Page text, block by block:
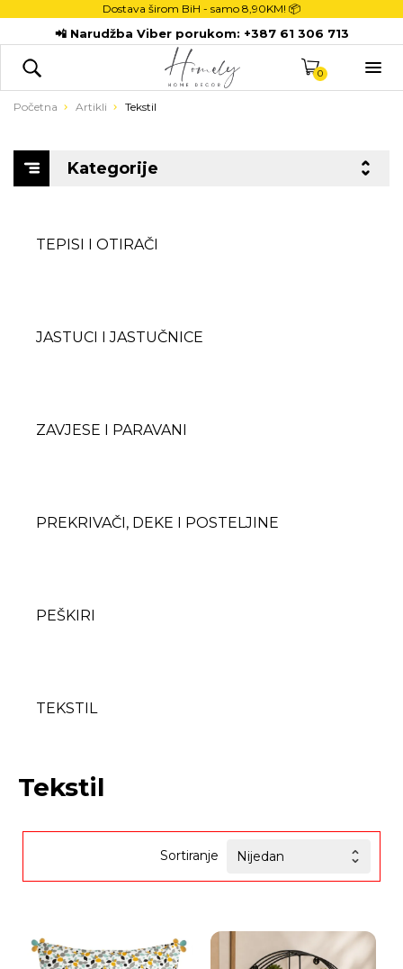
Dostava širom BiH - samo 8,90KM! 📦
📲 Narudžba Viber porukom: +387 61 306 713
0 
POČETNA
DEKORACIJE
KUHINJA
TEKSTIL
KUPATILO
ODLAGANJE
Početna Artikli Tekstil
Kategorije
TEPISI I OTIRAČI
JASTUCI I JASTUČNICE
ZAVJESE I PARAVANI
PREKRIVAČI, DEKE I POSTELJINE
PEŠKIRI
TEKSTIL
Tekstil
Sortiranje